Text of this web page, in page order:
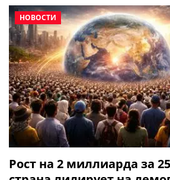
НОВОСТИ
Рост на 2 миллиарда за